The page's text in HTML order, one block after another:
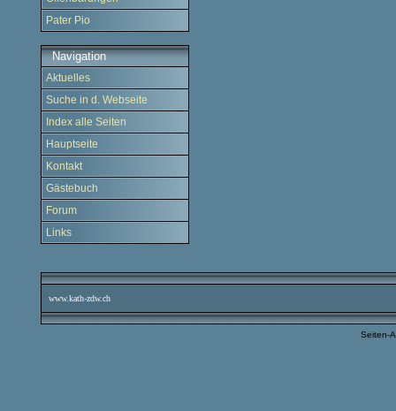
Pater Pio
Navigation
Aktuelles
Suche in d. Webseite
Index alle Seiten
Hauptseite
Kontakt
Gästebuch
Forum
Links
www.kath-zdw.ch
Seiten-